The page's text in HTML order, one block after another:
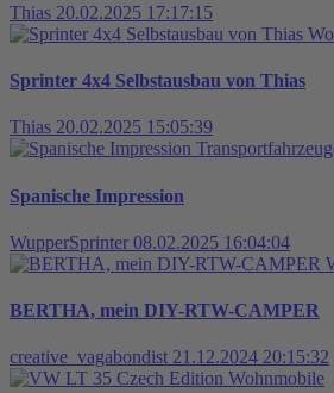
Thias 20.02.2025 17:17:15
Sprinter 4x4 Selbstausbau von Thias
Thias 20.02.2025 15:05:39
Spanische Impression
WupperSprinter 08.02.2025 16:04:04
BERTHA, mein DIY-RTW-CAMPER
creative_vagabondist 21.12.2024 20:15:32
Wohnmobile